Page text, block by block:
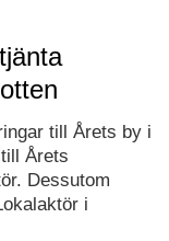
till Årets by i
Årets
Dessutom
i